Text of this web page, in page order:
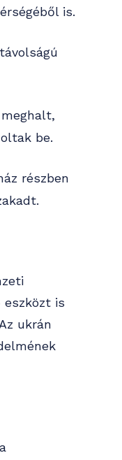
is.
be.
részben
eszközt is
ukrán